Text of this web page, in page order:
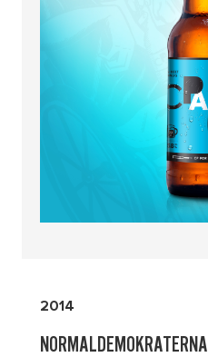
2014
NORMALDEMOKRATERNA